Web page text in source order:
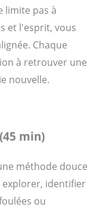
limite pas à
et l'esprit, vous
Chaque
à retrouver une
nouvelle.
min)
méthode douce
explorer, identifier
ou